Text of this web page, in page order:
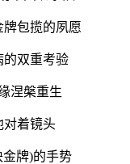
牌包揽的夙愿
的双重考验
涅槃重生
对着镜头
金牌)的手势